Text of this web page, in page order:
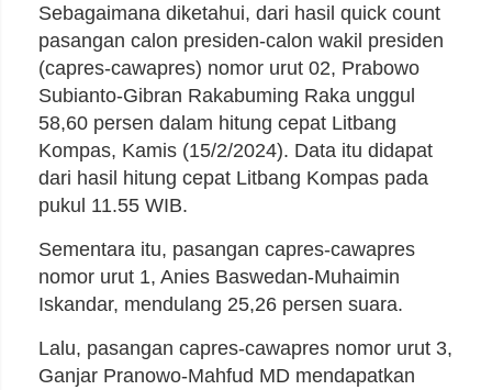
Sebagaimana diketahui, dari hasil quick count
pasangan calon presiden-calon wakil presiden
(capres-cawapres) nomor urut 02, Prabowo
Subianto-Gibran Rakabuming Raka unggul
58,60 persen dalam hitung cepat Litbang
Kompas, Kamis (15/2/2024). Data itu didapat
dari hasil hitung cepat Litbang Kompas pada
pukul 11.55 WIB.
Sementara itu, pasangan capres-cawapres
nomor urut 1, Anies Baswedan-Muhaimin
Iskandar, mendulang 25,26 persen suara.
Lalu, pasangan capres-cawapres nomor urut 3,
Ganjar Pranowo-Mahfud MD mendapatkan